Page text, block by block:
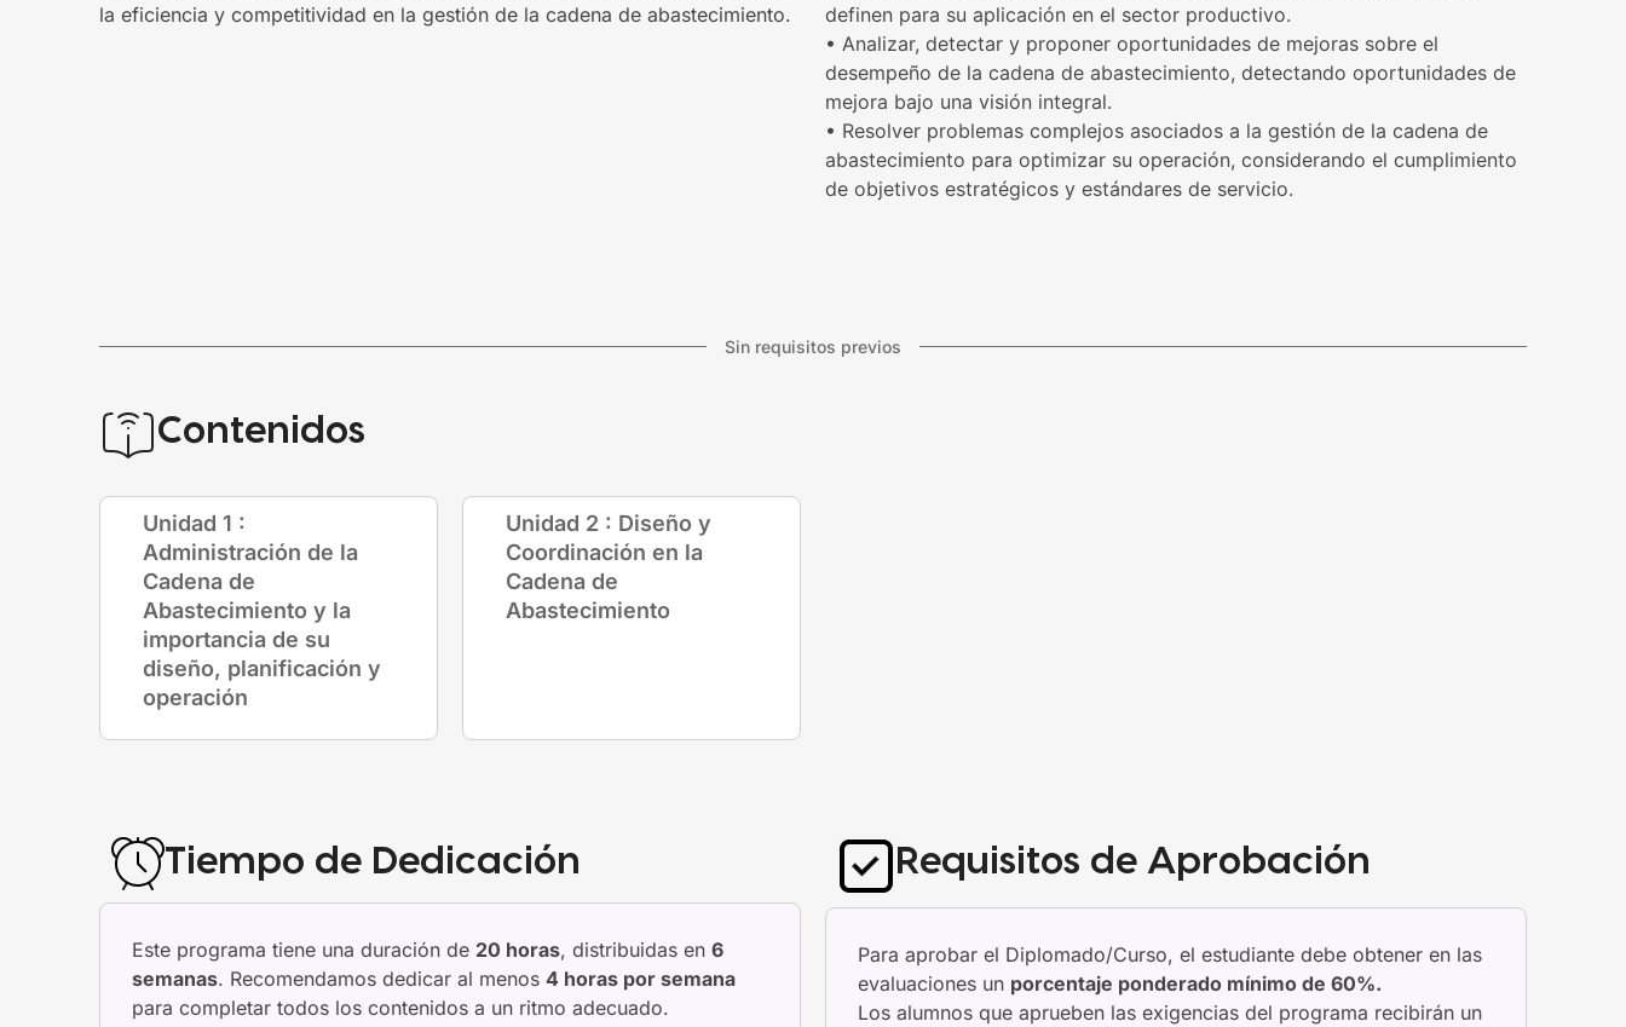
la eficiencia y competitividad en la gestión de la cadena de abastecimiento.
definen para su aplicación en el sector productivo.
• Analizar, detectar y proponer oportunidades de mejoras sobre el
desempeño de la cadena de abastecimiento, detectando oportunidades de
mejora bajo una visión integral.
• Resolver problemas complejos asociados a la gestión de la cadena de
abastecimiento para optimizar su operación, considerando el cumplimiento
de objetivos estratégicos y estándares de servicio.
Sin requisitos previos
Contenidos
Unidad 1 :
Administración de la
Cadena de
Abastecimiento y la
importancia de su
diseño, planificación y
operación
Unidad 2 : Diseño y
Coordinación en la
Cadena de
Abastecimiento
Tiempo de Dedicación
Este programa tiene una duración de 20 horas, distribuidas en 6
semanas. Recomendamos dedicar al menos 4 horas por semana
para completar todos los contenidos a un ritmo adecuado.
Requisitos de Aprobación
Para aprobar el Diplomado/Curso, el estudiante debe obtener en las
evaluaciones un porcentaje ponderado mínimo de 60%.
Los alumnos que aprueben las exigencias del programa recibirán un